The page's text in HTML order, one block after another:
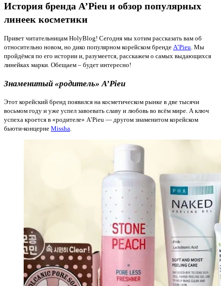
История бренда A’Pieu и обзор популярных
линеек косметики
Привет читательницам HolyBlog! Сегодня мы хотим рассказать вам об
относительно новом, но дико популярном корейском бренде A’Pieu . Мы
пройдёмся по его истории и, разумеется, расскажем о самых выдающихся
линейках марки. Обещаем – будет интересно!
Знаменитый «родитель» A’Pieu
Этот корейский бренд появился на косметическом рынке в две тысячи
восьмом году и уже успел завоевать славу и любовь во всём мире. А ключ
успеха кроется в «родителе» A’Pieu — другом знаменитом корейском
бьюти-концерне Missha